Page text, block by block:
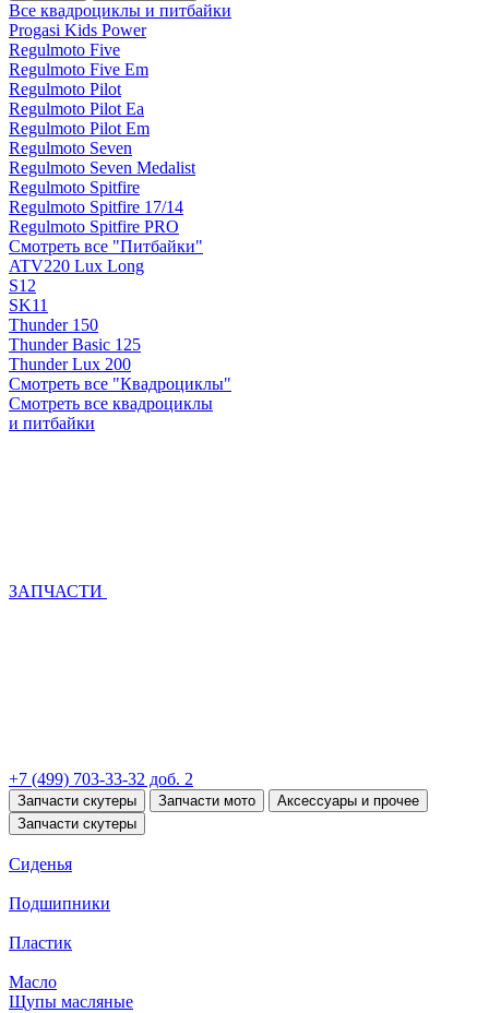
Все квадроциклы и питбайки
Progasi Kids Power
Regulmoto Five
Regulmoto Five Em
Regulmoto Pilot
Regulmoto Pilot Ea
Regulmoto Pilot Em
Regulmoto Seven
Regulmoto Seven Medalist
Regulmoto Spitfire
Regulmoto Spitfire 17/14
Regulmoto Spitfire PRO
Смотреть все "Питбайки"
ATV220 Lux Long
S12
SK11
Thunder 150
Thunder Basic 125
Thunder Lux 200
Смотреть все "Квадроциклы"
Смотреть все квадроциклы
и питбайки
ЗАПЧАСТИ
+7 (499) 703-33-32 доб. 2
Запчасти скутеры Запчасти мото
Аксессуары и прочее
Запчасти скутеры
Сиденья
Подшипники
Пластик
Масло
Щупы масляные